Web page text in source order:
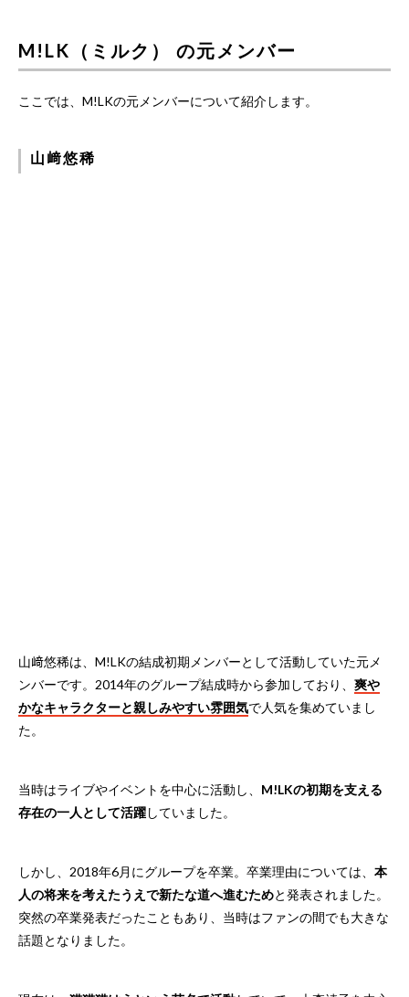
M!LK（ミルク） の元メンバー
ここでは、M!LKの元メンバーについて紹介します。
山﨑悠稀
山﨑悠稀は、M!LKの結成初期メンバーとして活動していた元メ
ンバーです。2014年のグループ結成時から参加しており、 爽や
かなキャラクターと親しみやすい雰囲気で人気を集めていまし
た。
当時はライブやイベントを中心に活動し、 M!LKの初期を支える
存在の一人として活躍していました。
しかし、2018年6月にグループを卒業。卒業理由については、 本
人の将来を考えたうえで新たな道へ進むためと発表されました。
突然の卒業発表だったこともあり、当時はファンの間でも大きな
話題となりました。